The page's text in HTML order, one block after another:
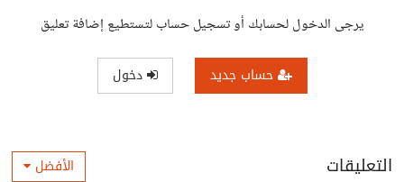
يرجى الدخول لحسابك أو تسجيل حساب لتستطيع إضافة تعليق
حساب جديد دخول
التعليقات الأفضل